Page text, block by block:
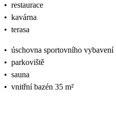
• restaurace
• kavárna
• terasa
• úschovna sportovního vybavení
• parkoviště
• sauna
• vnitřní bazén 35 m²